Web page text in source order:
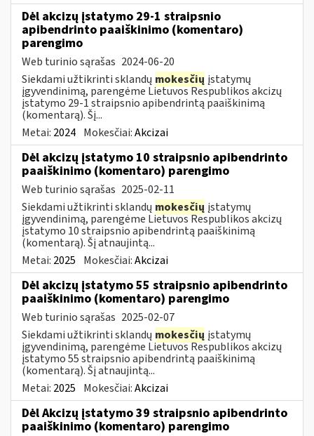
Dėl akcizų įstatymo 29-1 straipsnio
apibendrinto paaiškinimo (komentaro)
parengimo
Web turinio sąrašas 2024-06-20
Siekdami užtikrinti sklandų mokesčių įstatymų
įgyvendinimą, parengėme Lietuvos Respublikos akcizų
įstatymo 29-1 straipsnio apibendrintą paaiškinimą
(komentarą). Šį...
Metai: 2024 Mokesčiai:Akcizai
Dėl akcizų įstatymo 10 straipsnio apibendrinto
paaiškinimo (komentaro) parengimo
Web turinio sąrašas 2025-02-11
Siekdami užtikrinti sklandų mokesčių įstatymų
įgyvendinimą, parengėme Lietuvos Respublikos akcizų
įstatymo 10 straipsnio apibendrintą paaiškinimą
(komentarą). Šį atnaujintą...
Metai: 2025 Mokesčiai:Akcizai
Dėl akcizų įstatymo 55 straipsnio apibendrinto
paaiškinimo (komentaro) parengimo
Web turinio sąrašas 2025-02-07
Siekdami užtikrinti sklandų mokesčių įstatymų
įgyvendinimą, parengėme Lietuvos Respublikos akcizų
įstatymo 55 straipsnio apibendrintą paaiškinimą
(komentarą). Šį atnaujintą...
Metai: 2025 Mokesčiai:Akcizai
Dėl Akcizų įstatymo 39 straipsnio apibendrinto
paaiškinimo (komentaro) parengimo